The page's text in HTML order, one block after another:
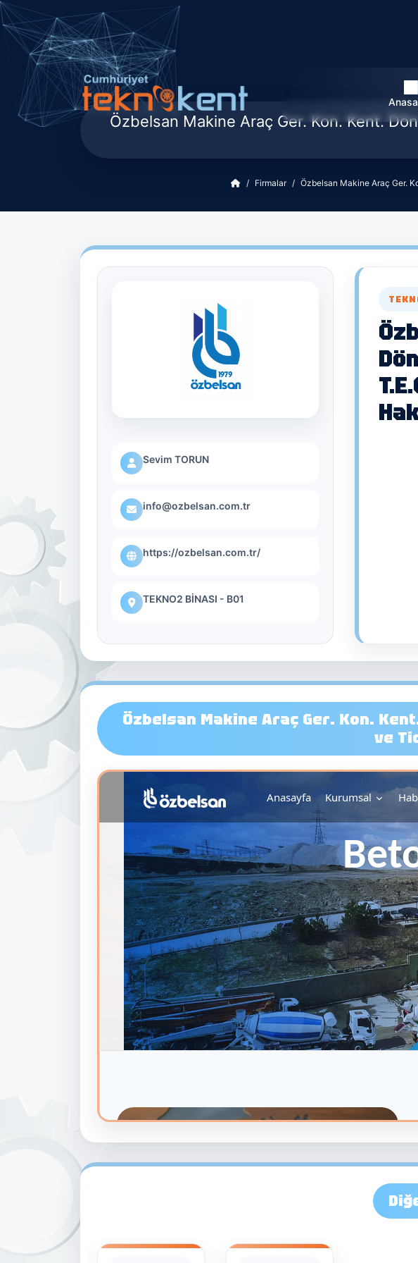
Özbelsan Makine Araç Ger. Kon. Kent.
Firmalar Özbelsan Makine Araç Ger.
Sevim TORUN
info@ozbelsan.com.tr
https://ozbelsan.com.tr/
TEKNO2 BİNASI - B01
Özbelsan Makine Araç Ger. Kon. Kent.
ve